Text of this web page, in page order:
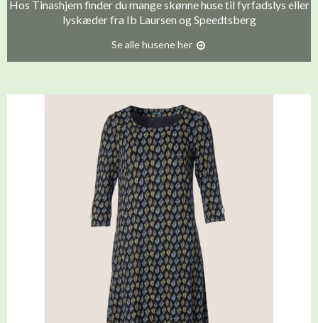
Hos Tinashjem finder du mange skønne huse til fyrfadslys eller
lyskæder fra Ib Laursen og Speedtsberg
Se alle husene her